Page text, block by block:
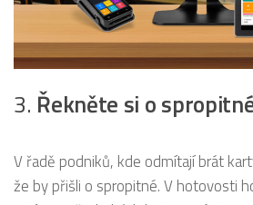
3. Řekněte si o
V řadě podniků, kde odmítají brát
že by přišli o spropitné. V hotovosti